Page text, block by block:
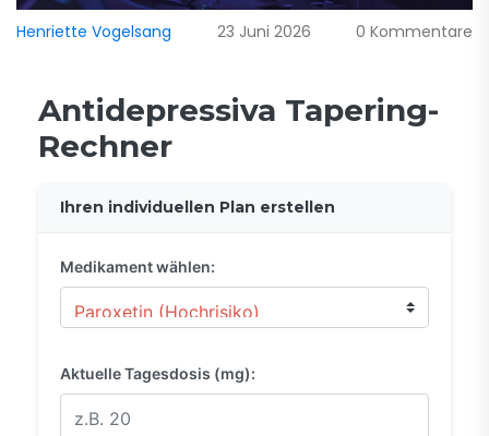
Henriette Vogelsang 23 Juni 2026 0 Kommentare
Antidepressiva Tapering-
Rechner
Ihren individuellen Plan erstellen
Medikament wählen:
Aktuelle Tagesdosis (mg):